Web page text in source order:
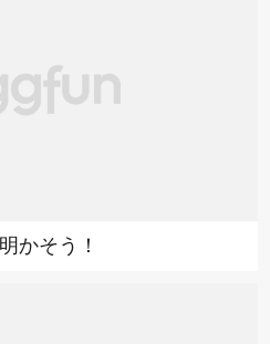
かそう！